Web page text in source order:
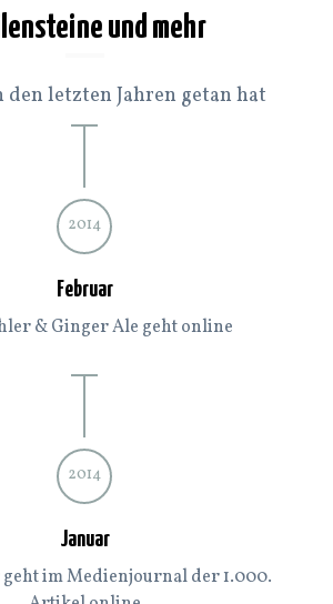
und mehr
den letzten Jahren getan hat
2014
Februar
& Ginger Ale geht online
2014
Januar
geht im Medienjournal der 1.000.